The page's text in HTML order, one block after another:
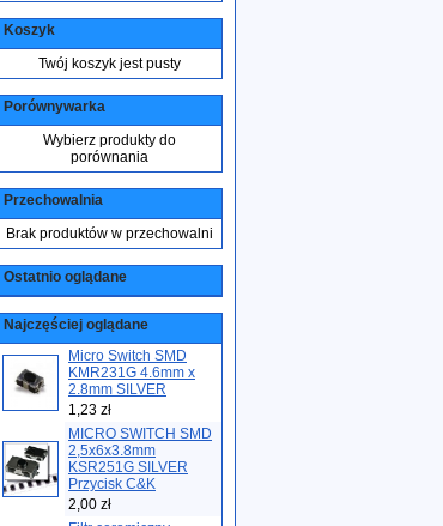
Koszyk
Twój koszyk jest pusty
Porównywarka
Wybierz produkty do
porównania
Przechowalnia
Brak produktów w przechowalni
Ostatnio oglądane
Najczęściej oglądane
Micro Switch SMD
KMR231G 4.6mm x
2.8mm SILVER
1,23 zł
MICRO SWITCH SMD
2,5x6x3.8mm
KSR251G SILVER
Przycisk C&K
2,00 zł